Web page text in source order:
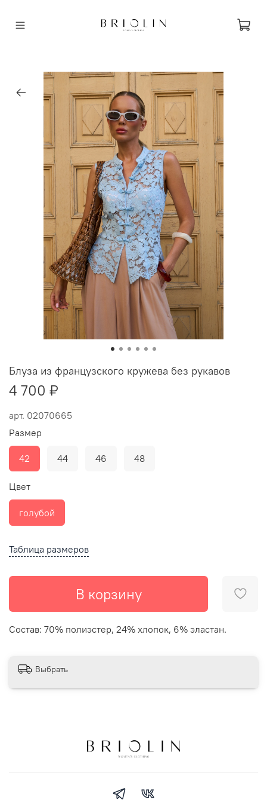
арт. 02070665
Блуза из французского кружева без рукавов
4 700 ₽
Таблица размеров
В корзину
Размер
42 44 46 48
Цвет
голубой
Состав: 70% полиэстер, 24% хлопок, 6% эластан.
Выбрать